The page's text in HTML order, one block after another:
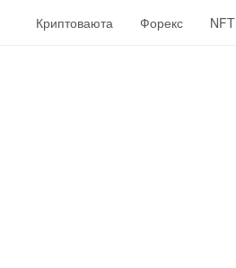
Криптоваюта Форекс NFT